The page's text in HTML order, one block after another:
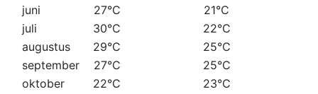
juni
27°C
21°C
juli
30°C
22°C
augustus
29°C
25°C
september
27°C
25°C
oktober
22°C
23°C